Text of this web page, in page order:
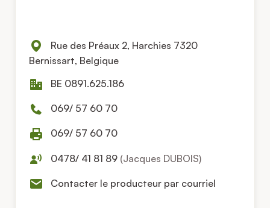
Rue des Préaux 2, Harchies 7320
Bernissart, Belgique
BE 0891.625.186
069/ 57 60 70
069/ 57 60 70
0478/ 41 81 89 (Jacques DUBOIS)
Contacter le producteur par courriel